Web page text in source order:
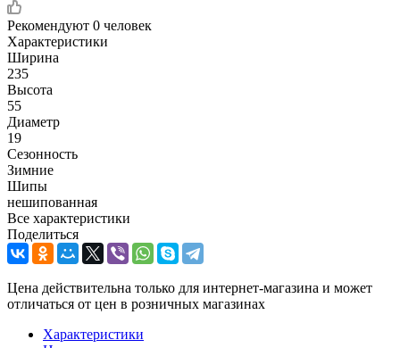
Рекомендуют 0 человек
Характеристики
Ширина
235
Высота
55
Диаметр
19
Сезонность
Зимние
Шипы
нешипованная
Все характеристики
Поделиться
Цена действительна только для интернет-магазина и может
отличаться от цен в розничных магазинах
Характеристики